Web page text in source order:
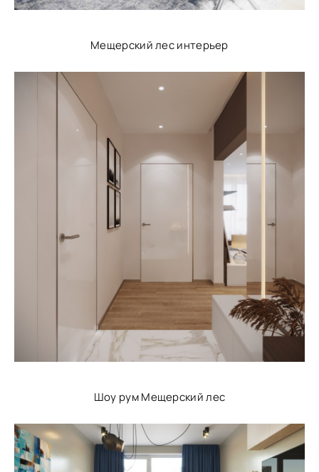
Мещерский лес интерьер
Шоу рум Мещерский лес